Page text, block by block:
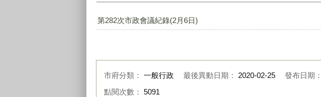
第282次市政會議紀錄(2月6日)
市府分類： 一般行政 最後異動日期： 2020-02-25 發布日期：
點閱次數： 5091